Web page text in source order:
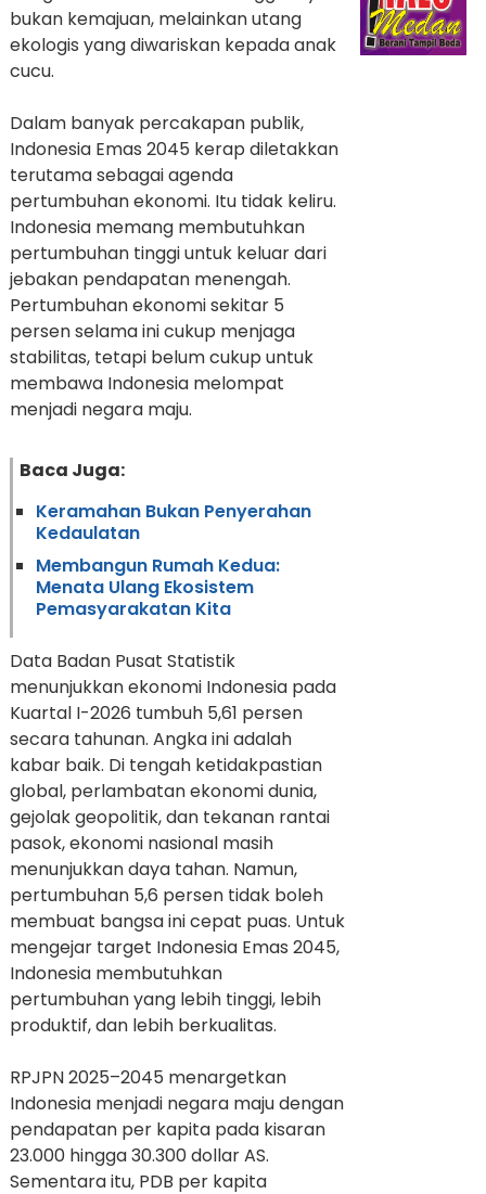
bukan kemajuan, melainkan utang
ekologis yang diwariskan kepada anak
cucu.
Dalam banyak percakapan publik,
Indonesia Emas 2045 kerap diletakkan
terutama sebagai agenda
pertumbuhan ekonomi. Itu tidak keliru.
Indonesia memang membutuhkan
pertumbuhan tinggi untuk keluar dari
jebakan pendapatan menengah.
Pertumbuhan ekonomi sekitar 5
persen selama ini cukup menjaga
stabilitas, tetapi belum cukup untuk
membawa Indonesia melompat
menjadi negara maju.
Baca Juga:
Keramahan Bukan Penyerahan
Kedaulatan
Membangun Rumah Kedua:
Menata Ulang Ekosistem
Pemasyarakatan Kita
Data Badan Pusat Statistik
menunjukkan ekonomi Indonesia pada
Kuartal I-2026 tumbuh 5,61 persen
secara tahunan. Angka ini adalah
kabar baik. Di tengah ketidakpastian
global, perlambatan ekonomi dunia,
gejolak geopolitik, dan tekanan rantai
pasok, ekonomi nasional masih
menunjukkan daya tahan. Namun,
pertumbuhan 5,6 persen tidak boleh
membuat bangsa ini cepat puas. Untuk
mengejar target Indonesia Emas 2045,
Indonesia membutuhkan
pertumbuhan yang lebih tinggi, lebih
produktif, dan lebih berkualitas.
RPJPN 2025–2045 menargetkan
Indonesia menjadi negara maju dengan
pendapatan per kapita pada kisaran
23.000 hingga 30.300 dollar AS.
Sementara itu, PDB per kapita